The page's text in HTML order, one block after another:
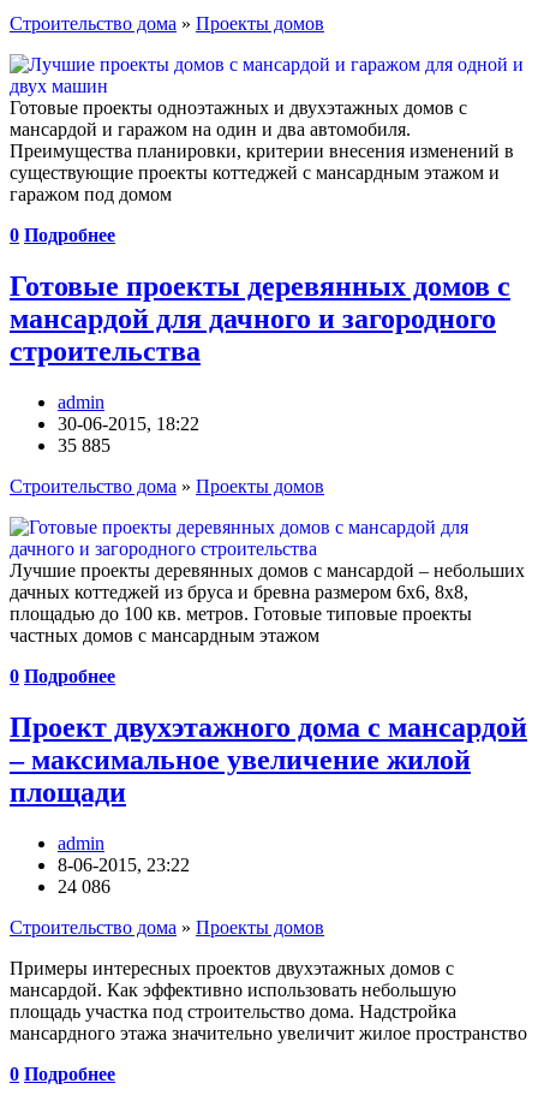
Строительство дома » Проекты домов
Готовые проекты одноэтажных и двухэтажных домов с
мансардой и гаражом на один и два автомобиля.
Преимущества планировки, критерии внесения изменений в
существующие проекты коттеджей с мансардным этажом и
гаражом под домом
0 Подробнее
Готовые проекты деревянных домов с
мансардой для дачного и загородного
строительства
admin
30-06-2015, 18:22
35 885
Строительство дома » Проекты домов
Лучшие проекты деревянных домов с мансардой – небольших
дачных коттеджей из бруса и бревна размером 6х6, 8х8,
площадью до 100 кв. метров. Готовые типовые проекты
частных домов с мансардным этажом
0 Подробнее
Проект двухэтажного дома с мансардой
– максимальное увеличение жилой
площади
admin
8-06-2015, 23:22
24 086
Строительство дома » Проекты домов
Примеры интересных проектов двухэтажных домов с
мансардой. Как эффективно использовать небольшую
площадь участка под строительство дома. Надстройка
мансардного этажа значительно увеличит жилое пространство
0 Подробнее